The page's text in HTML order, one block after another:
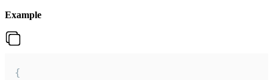
Example
{